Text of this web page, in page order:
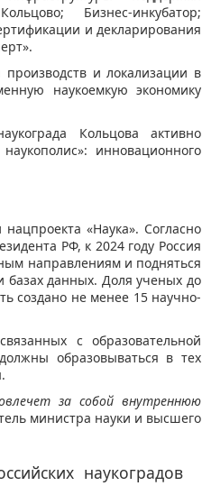
Бизнес-инкубатор;
и декларирования
и локализации в
наукоемкую экономику
Кольцова активно
инновационного
«Наука». Согласно
РФ, к 2024 году Россия
направлениям и подняться
базах данных. Доля ученых до
создано не менее 15 научно-
с образовательной
образовываться в тех
за собой внутреннюю
министра науки и высшего
наукоградов